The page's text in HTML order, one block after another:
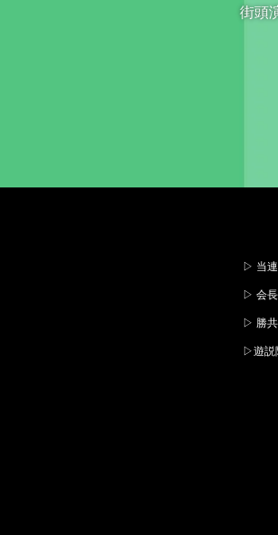
街頭
▷ 当
▷ 会
▷ 勝
▷遊説